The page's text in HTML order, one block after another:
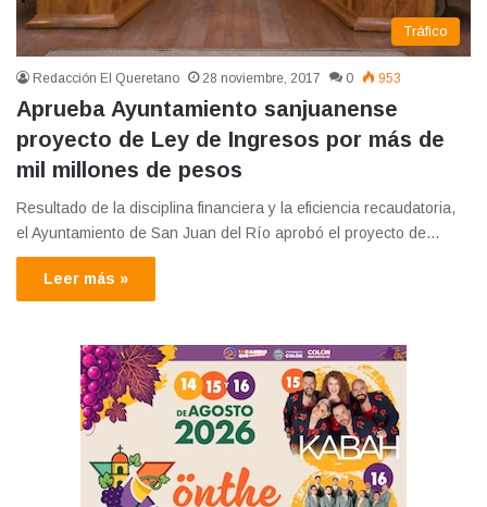
Tráfico
Redacción El Queretano 28 noviembre, 2017 0 953
Aprueba Ayuntamiento sanjuanense
proyecto de Ley de Ingresos por más de
mil millones de pesos
Resultado de la disciplina financiera y la eficiencia recaudatoria,
el Ayuntamiento de San Juan del Río aprobó el proyecto de…
Leer más »